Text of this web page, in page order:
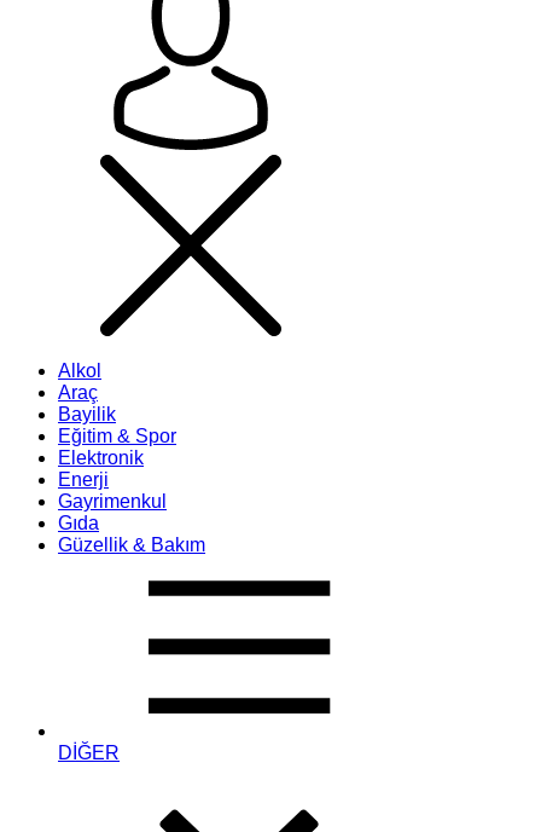
Alkol
Araç
Bayilik
Eğitim & Spor
Elektronik
Enerji
Gayrimenkul
Gıda
Güzellik & Bakım
DİĞER